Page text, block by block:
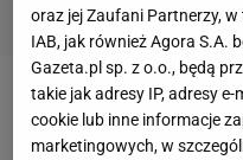
Naprawdę nazywa się
3 lata służył w
oraz jej Zaufani Partnerzy, w
IAB, jak również Agora S.A.
Gazeta.pl sp. z o.o., będą
takie jak adresy IP, adresy
cookie lub inne informacje
marketingowych, w